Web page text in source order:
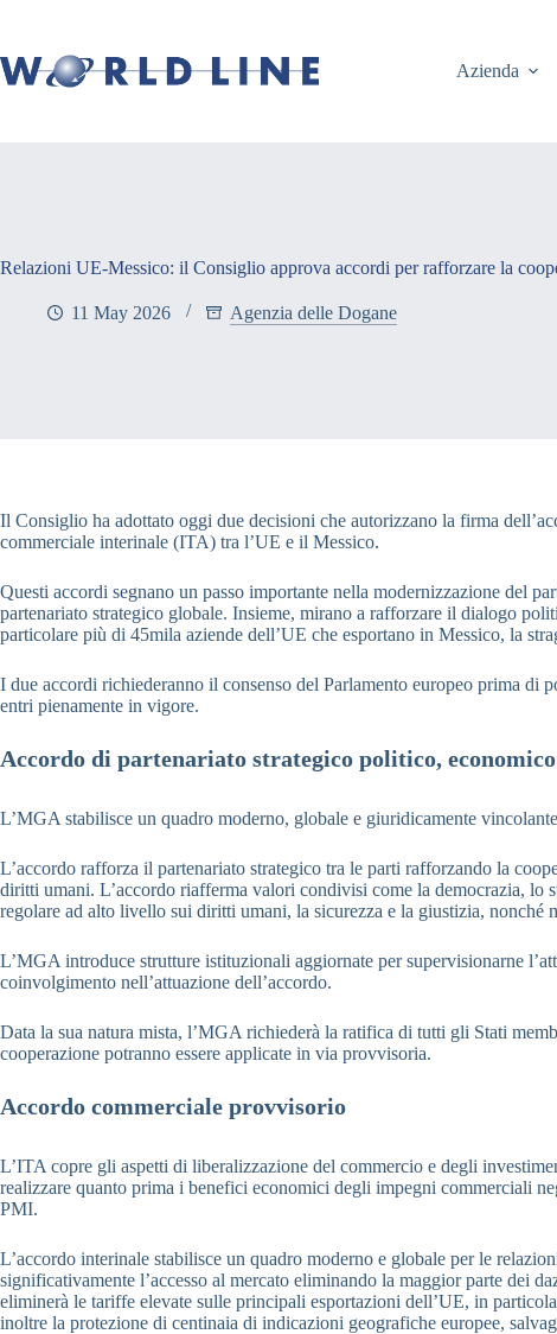
Azienda
Relazioni UE-Messico: il Consiglio approva accordi per rafforzare la
11 May 2026 Agenzia delle Dogane
Il Consiglio ha adottato oggi due decisioni che autorizzano la firma
commerciale interinale (ITA) tra l’UE e il Messico.
Questi accordi segnano un passo importante nella modernizzazione del
partenariato strategico globale. Insieme, mirano a rafforzare il dialogo
particolare più di 45mila aziende dell’UE che esportano in Messico, la
I due accordi richiederanno il consenso del Parlamento europeo prima di
entri pienamente in vigore.
Accordo di partenariato strategico politico,
L’MGA stabilisce un quadro moderno, globale e giuridicamente
L’accordo rafforza il partenariato strategico tra le parti rafforzando la
diritti umani. L’accordo riafferma valori condivisi come la democrazia, lo
regolare ad alto livello sui diritti umani, la sicurezza e la giustizia, nonché
L’MGA introduce strutture istituzionali aggiornate per supervisionarne
coinvolgimento nell’attuazione dell’accordo.
Data la sua natura mista, l’MGA richiederà la ratifica di tutti gli Stati
cooperazione potranno essere applicate in via provvisoria.
Accordo commerciale provvisorio
L’ITA copre gli aspetti di liberalizzazione del commercio e degli
realizzare quanto prima i benefici economici degli impegni commerciali
PMI.
L’accordo interinale stabilisce un quadro moderno e globale per le
significativamente l’accesso al mercato eliminando la maggior parte dei
eliminerà le tariffe elevate sulle principali esportazioni dell’UE, in
inoltre la protezione di centinaia di indicazioni geografiche europee,